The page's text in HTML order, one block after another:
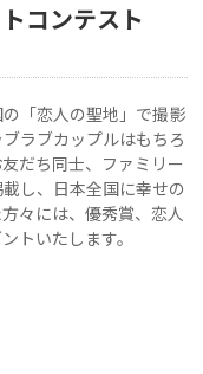
コンテスト
「恋人の聖地」で撮影
ラブカップルはもちろ
だち同士、ファミリー
し、日本全国に幸せの
々には、優秀賞、恋人
トいたします。